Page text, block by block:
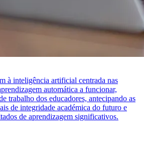
à inteligência artificial centrada nas
automática a funcionar,
trabalho dos educadores, antecipando as
de integridade académica do futuro e
de aprendizagem significativos.